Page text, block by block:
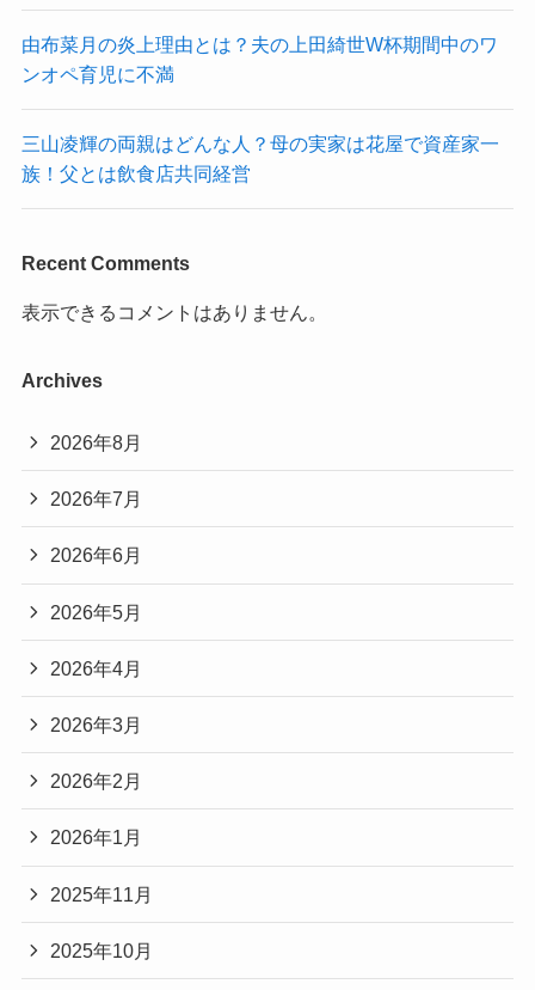
由布菜月の炎上理由とは？夫の上田綺世W杯期間中のワ
ンオペ育児に不満
三山凌輝の両親はどんな人？母の実家は花屋で資産家一
族！父とは飲食店共同経営
Recent Comments
表示できるコメントはありません。
Archives
2026年8月
2026年7月
2026年6月
2026年5月
2026年4月
2026年3月
2026年2月
2026年1月
2025年11月
2025年10月